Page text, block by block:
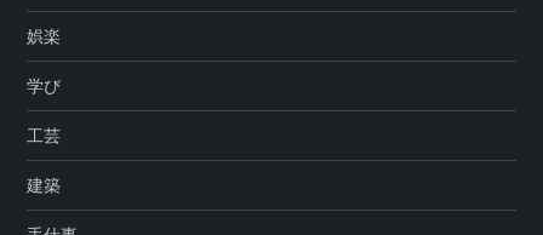
娯楽
学び
工芸
建築